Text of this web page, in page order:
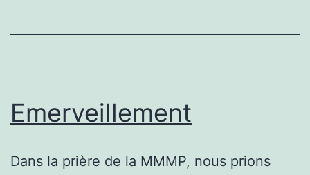
Emerveillement
Dans la prière de la MMMP, nous prions